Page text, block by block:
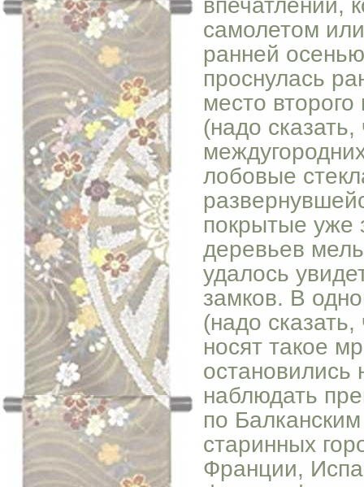
самолетом
ранней
проснулась
место
(надо
лобовые
покрытые уже
деревьев
удалось
замков. В
(надо
носят такое
наблюдать
по
старинных
Франции,